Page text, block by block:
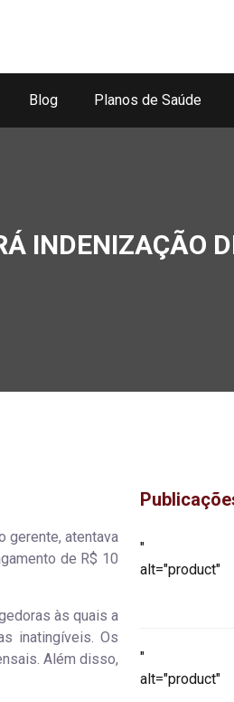
Blog Planos de Saúde
INDENIZAÇÃO
gerente, atentava
de R$ 10
às quais a
inatingíveis. Os
Além disso,
"
alt="product">
"
alt="product">